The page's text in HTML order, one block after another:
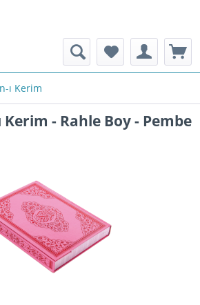
ı Kerim
Kerim - Rahle Boy - Pembe